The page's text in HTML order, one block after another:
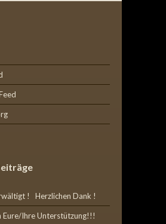
! Herzlichen Dank !
Eure/Ihre Unterstützung!!!